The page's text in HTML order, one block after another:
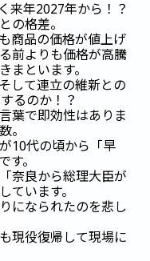
来年2027年から！？
の格差。
商品の価格が値上げ
前よりも価格が高騰
まといます。
して連立の維新との
るのか！？
葉で即効性はありま
。
10代の頃から「早
す。
奈良から総理大臣が
ています。
になられたのを悲し
現役復帰して現場に